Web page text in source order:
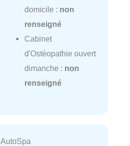
domicile : non
renseigné
Cabinet
d'Ostéopathie ouvert
dimanche : non
renseigné
AutoSpa